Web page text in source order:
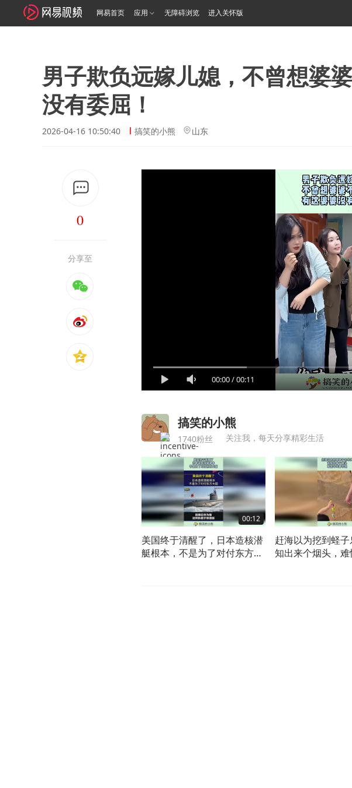
网易首页 应用 无障碍浏览 进入关怀版
男子欺负远嫁儿媳，不曾想婆
没有委屈！
2026-04-16 10:50:40 搞笑的小熊 山东
0
分享至
00:00/00:11
搞笑的小熊
1740粉丝 关注我，每天分享精彩生活
00:12
美国终于清醒了，日本造核潜
艇根本，不是为了对付东方大
赶海以为挖到蛏
知出来个烟头，难